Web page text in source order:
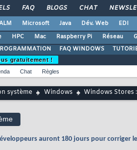
FAQ BLOGS CHAT
Microsoft Java Dév. Web EDI
HPC Mac Raspberry Pi Réseau
FAQ WINDOWS
gratuitement !
Chat Règles
système Windows Windows Stores
auront 180 jours pour corriger